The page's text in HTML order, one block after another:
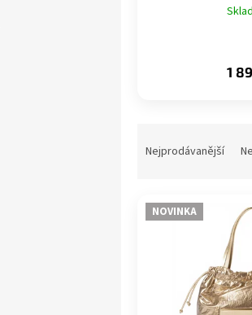
1
n
Nejprodávanější
V NOVINKA